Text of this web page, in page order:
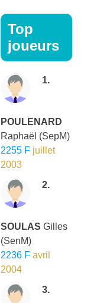
Top
joueurs
1.
POULENARD
Raphaël (SepM)
2255 F juillet
2003
2.
SOULAS Gilles
(SenM)
2236 F avril
2004
3.